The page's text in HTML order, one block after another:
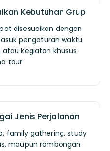
Kebutuhan Grup
disesuaikan dengan
pengaturan waktu
atau kegiatan khusus
tour
Jenis Perjalanan
family gathering, study
maupun rombongan